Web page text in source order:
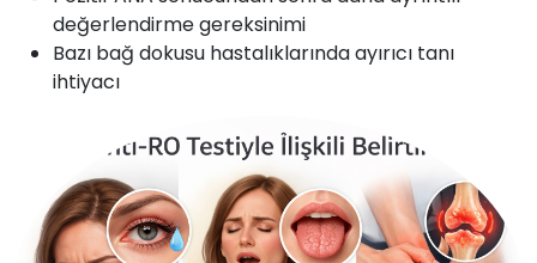
değerlendirme gereksinimi
Bazı bağ dokusu hastalıklarında ayırıcı tanı
ihtiyacı